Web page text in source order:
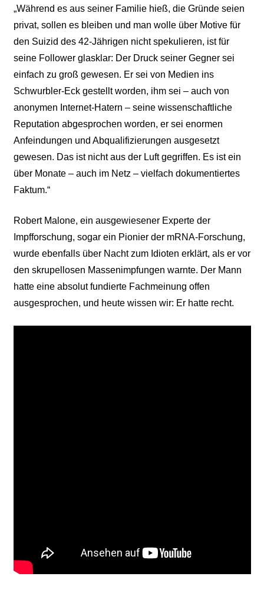
„Während es aus seiner Familie hieß, die Gründe seien
privat, sollen es bleiben und man wolle über Motive für
den Suizid des 42-Jährigen nicht spekulieren, ist für
seine Follower glasklar: Der Druck seiner Gegner sei
einfach zu groß gewesen. Er sei von Medien ins
Schwurbler-Eck gestellt worden, ihm sei – auch von
anonymen Internet-Hatern – seine wissenschaftliche
Reputation abgesprochen worden, er sei enormen
Anfeindungen und Abqualifizierungen ausgesetzt
gewesen. Das ist nicht aus der Luft gegriffen. Es ist ein
über Monate – auch im Netz – vielfach dokumentiertes
Faktum.“
Robert Malone, ein ausgewiesener Experte der
Impfforschung, sogar ein Pionier der mRNA-Forschung,
wurde ebenfalls über Nacht zum Idioten erklärt, als er vor
den skrupellosen Massenimpfungen warnte. Der Mann
hatte eine absolut fundierte Fachmeinung offen
ausgesprochen, und heute wissen wir: Er hatte recht.